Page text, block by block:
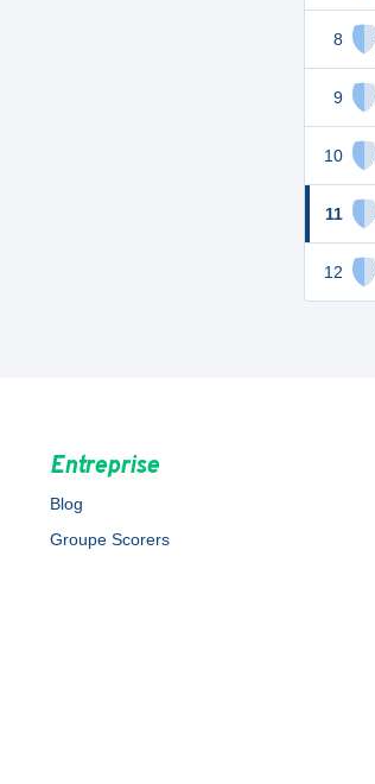
8
9
10
11
12
Entreprise
Blog
Groupe Scorers